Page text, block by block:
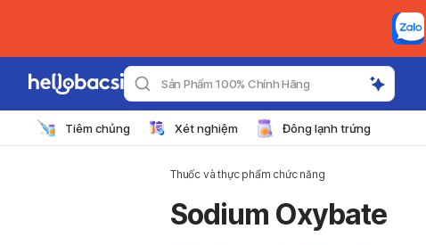
Sản Phẩm 100% Chính Hãng
Tiêm chủng Xét nghiệm Đông lạnh trứng
Thuốc và thực phẩm chức năng
Sodium Oxybate